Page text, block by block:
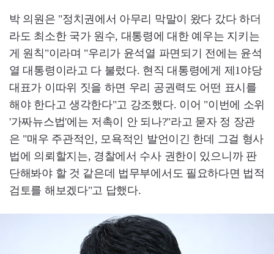
박 의원은 "정치권에서 아무리 막말이 왔다 갔다 하더
라도 최소한 국가 원수, 대통령에 대한 예우는 지키는
게 원칙"이라며 "우리가 윤석열 파면되기 전에는 윤석
열 대통령이라고 다 불렀다. 현직 대통령에게 제1야당
대표가 이따위 짓을 하면 우리 공권력도 어떤 표시를
해야 한다고 생각한다"고 강조했다. 이어 "이번에 소위
'가짜뉴스법'에는 저촉이 안 되나?"라고 묻자 정 장관
은 "매우 주관적인, 모욕적인 발언이긴 한데 그걸 형사
법에 의뢰할지는, 경찰에서 수사 권한이 있으니까 판
단해봐야 할 것 같은데 법무부에서도 필요하다면 법적
검토를 해보겠다"고 답했다.